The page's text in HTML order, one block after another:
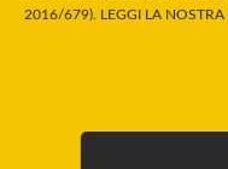
2016/679). LEGGI LA NOSTRA